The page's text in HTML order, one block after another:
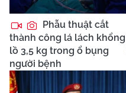
Phẫu thuật cắt
thành công lá lách khổng
lồ 3,5 kg trong ổ bụng
người bệnh